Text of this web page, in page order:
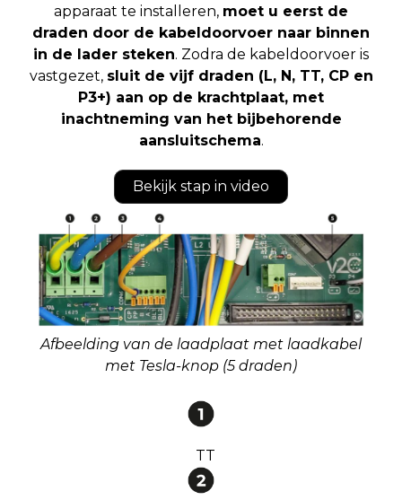
apparaat te installeren, moet u eerst de
draden door de kabeldoorvoer naar binnen
in de lader steken. Zodra de kabeldoorvoer is
vastgezet, sluit de vijf draden (L, N, TT, CP en
P3+) aan op de krachtplaat, met
inachtneming van het bijbehorende
aansluitschema.
Bekijk stap in video
Afbeelding van de laadplaat met laadkabel
met Tesla-knop (5 draden)
TT